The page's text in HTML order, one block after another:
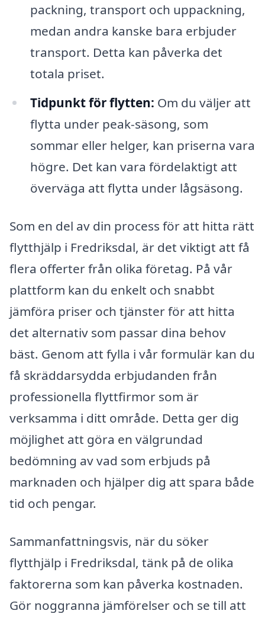
packning, transport och uppackning,
medan andra kanske bara erbjuder
transport. Detta kan påverka det
totala priset.
Tidpunkt för flytten: Om du väljer att
flytta under peak-säsong, som
sommar eller helger, kan priserna vara
högre. Det kan vara fördelaktigt att
överväga att flytta under lågsäsong.
Som en del av din process för att hitta rätt
flytthjälp i Fredriksdal, är det viktigt att få
flera offerter från olika företag. På vår
plattform kan du enkelt och snabbt
jämföra priser och tjänster för att hitta
det alternativ som passar dina behov
bäst. Genom att fylla i vår formulär kan du
få skräddarsydda erbjudanden från
professionella flyttfirmor som är
verksamma i ditt område. Detta ger dig
möjlighet att göra en välgrundad
bedömning av vad som erbjuds på
marknaden och hjälper dig att spara både
tid och pengar.
Sammanfattningsvis, när du söker
flytthjälp i Fredriksdal, tänk på de olika
faktorerna som kan påverka kostnaden.
Gör noggranna jämförelser och se till att